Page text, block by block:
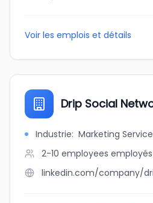
Voir les emplois et détails
Drip Social
Industrie: Marketing
2-10 employees employés
linkedin.com/company/